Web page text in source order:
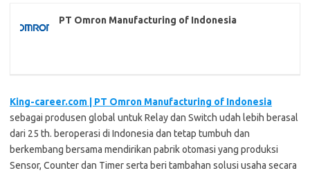
PT Omron Manufacturing of Indonesia
King-career.com | PT Omron Manufacturing of Indonesia
sebagai produsen global untuk Relay dan Switch udah lebih berasal
dari 25 th. beroperasi di Indonesia dan tetap tumbuh dan
berkembang bersama mendirikan pabrik otomasi yang produksi
Sensor, Counter dan Timer serta beri tambahan solusi usaha secara